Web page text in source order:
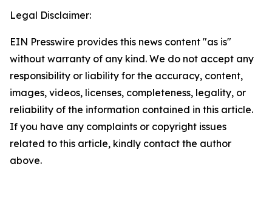
Legal Disclaimer:
EIN Presswire provides this news content "as is"
without warranty of any kind. We do not accept any
responsibility or liability for the accuracy, content,
images, videos, licenses, completeness, legality, or
reliability of the information contained in this article.
If you have any complaints or copyright issues
related to this article, kindly contact the author
above.